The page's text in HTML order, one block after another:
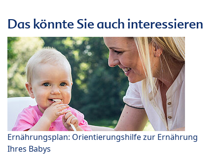
Das könnte Sie auch interessieren
Ernährungsplan: Orientierungshilfe zur Ernährung
Ihres Babys